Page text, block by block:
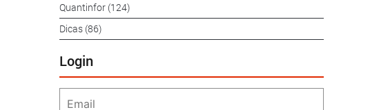
Quantinfor (124)
Dicas (86)
Login